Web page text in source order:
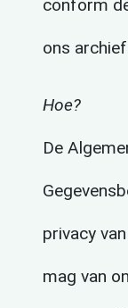
conform
ons
Hoe?
De
privacy
mag van